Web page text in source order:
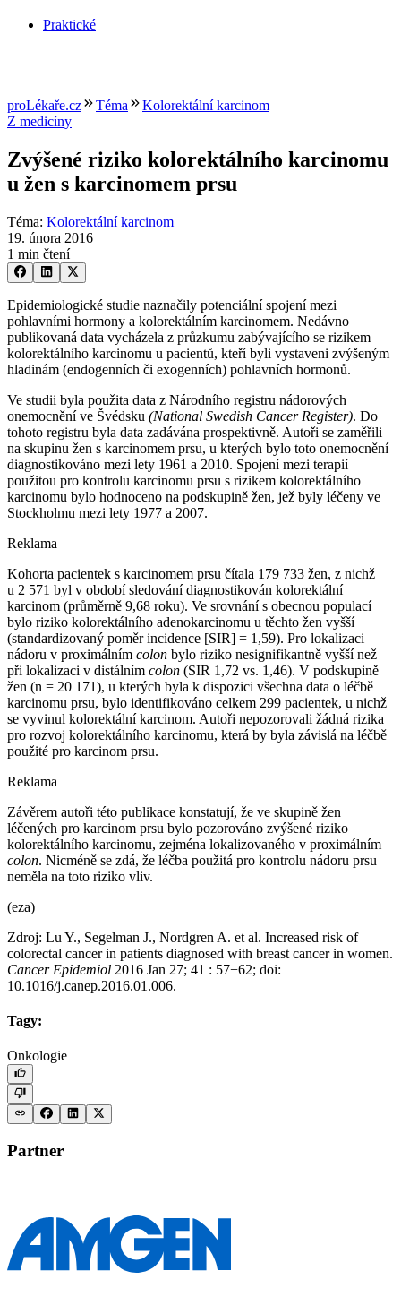
Praktické
proLékaře.cz Téma
Kolorektální karcinom
Z medicíny
Zvýšené riziko kolorektálního karcinomu
u žen s karcinomem prsu
Téma: Kolorektální karcinom
19. února 2016
1 min čtení
Epidemiologické studie naznačily potenciální spojení mezi
pohlavními hormony a kolorektálním karcinomem. Nedávno
publikovaná data vycházela z průzkumu zabývajícího se rizikem
kolorektálního karcinomu u pacientů, kteří byli vystaveni zvýšeným
hladinám (endogenních či exogenních) pohlavních hormonů.
Ve studii byla použita data z Národního registru nádorových
onemocnění ve Švédsku (National Swedish Cancer Register). Do
tohoto registru byla data zadávána prospektivně. Autoři se zaměřili
na skupinu žen s karcinomem prsu, u kterých bylo toto onemocnění
diagnostikováno mezi lety 1961 a 2010. Spojení mezi terapií
použitou pro kontrolu karcinomu prsu s rizikem kolorektálního
karcinomu bylo hodnoceno na podskupině žen, jež byly léčeny ve
Stockholmu mezi lety 1977 a 2007.
Reklama
Kohorta pacientek s karcinomem prsu čítala 179 733 žen, z nichž
u 2 571 byl v období sledování diagnostikován kolorektální
karcinom (průměrně 9,68 roku). Ve srovnání s obecnou populací
bylo riziko kolorektálního adenokarcinomu u těchto žen vyšší
(standardizovaný poměr incidence [SIR] = 1,59). Pro lokalizaci
nádoru v proximálním colon bylo riziko nesignifikantně vyšší než
při lokalizaci v distálním colon (SIR 1,72 vs. 1,46). V podskupině
žen (n = 20 171), u kterých byla k dispozici všechna data o léčbě
karcinomu prsu, bylo identifikováno celkem 299 pacientek, u nichž
se vyvinul kolorektální karcinom. Autoři nepozorovali žádná rizika
pro rozvoj kolorektálního karcinomu, která by byla závislá na léčbě
použité pro karcinom prsu.
Reklama
Závěrem autoři této publikace konstatují, že ve skupině žen
léčených pro karcinom prsu bylo pozorováno zvýšené riziko
kolorektálního karcinomu, zejména lokalizovaného v proximálním
colon. Nicméně se zdá, že léčba použitá pro kontrolu nádoru prsu
neměla na toto riziko vliv.
(eza)
Zdroj: Lu Y., Segelman J., Nordgren A. et al. Increased risk of
colorectal cancer in patients diagnosed with breast cancer in women.
Cancer Epidemiol 2016 Jan 27; 41 : 57−62; doi:
10.1016/j.canep.2016.01.006.
Tagy:
Onkologie
Partner